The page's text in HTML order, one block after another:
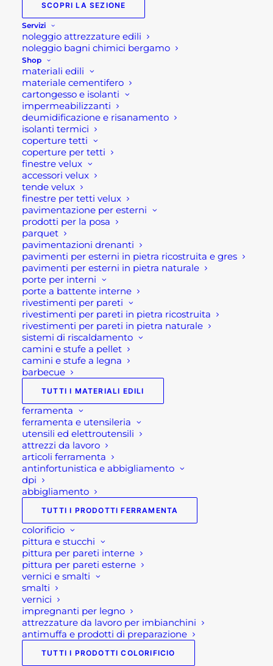
SCOPRI LA SEZIONE
Servizi
noleggio attrezzature edili
noleggio bagni chimici bergamo
Shop
materiali edili
materiale cementifero
cartongesso e isolanti
impermeabilizzanti
deumidificazione e risanamento
isolanti termici
coperture tetti
coperture per tetti
finestre velux
accessori velux
tende velux
finestre per tetti velux
pavimentazione per esterni
prodotti per la posa
parquet
pavimentazioni drenanti
pavimenti per esterni in pietra ricostruita e gres
pavimenti per esterni in pietra naturale
porte per interni
porte a battente interne
rivestimenti per pareti
rivestimenti per pareti in pietra ricostruita
rivestimenti per pareti in pietra naturale
sistemi di riscaldamento
camini e stufe a pellet
camini e stufe a legna
barbecue
TUTTI I MATERIALI EDILI
ferramenta
ferramenta e utensileria
utensili ed elettroutensili
attrezzi da lavoro
articoli ferramenta
antinfortunistica e abbigliamento
dpi
abbigliamento
TUTTI I PRODOTTI FERRAMENTA
colorificio
pittura e stucchi
pittura per pareti interne
pittura per pareti esterne
vernici e smalti
smalti
vernici
impregnanti per legno
attrezzature da lavoro per imbianchini
antimuffa e prodotti di preparazione
TUTTI I PRODOTTI COLORIFICIO
Chiusure estive 2026: gli
orari dei punti vendita
Rota Commerciale e
aggiornamenti sulle
spedizioni
Chiusure estive
2026: gli orari
dei punti
vendita Rota
Commerciale e
aggiornamenti
sulle spedizioni
L'estate è il momento ideale per
concedersi una pausa e ricaricare le
energie. Anche il team di
Commercialesi prenderà qualche
giorno di riposo per affrontare al meglio
Desideriamo quindi informare tutti i
nostri clienti sullechiusure estive 2026
dei nostri punti vendita e sulle possibili
variazioni dei tempi di spedizione degli
ordini effettuati online.
Chiusure dei punti
vendita
I nostri negozi osserveranno le seguenti
chiusure:
Punto vendita di Ponte San Pietro :
Chiuso dal 13 al 17 agosto 2026
(compresi). Riapertura: martedì 18
agosto 2026